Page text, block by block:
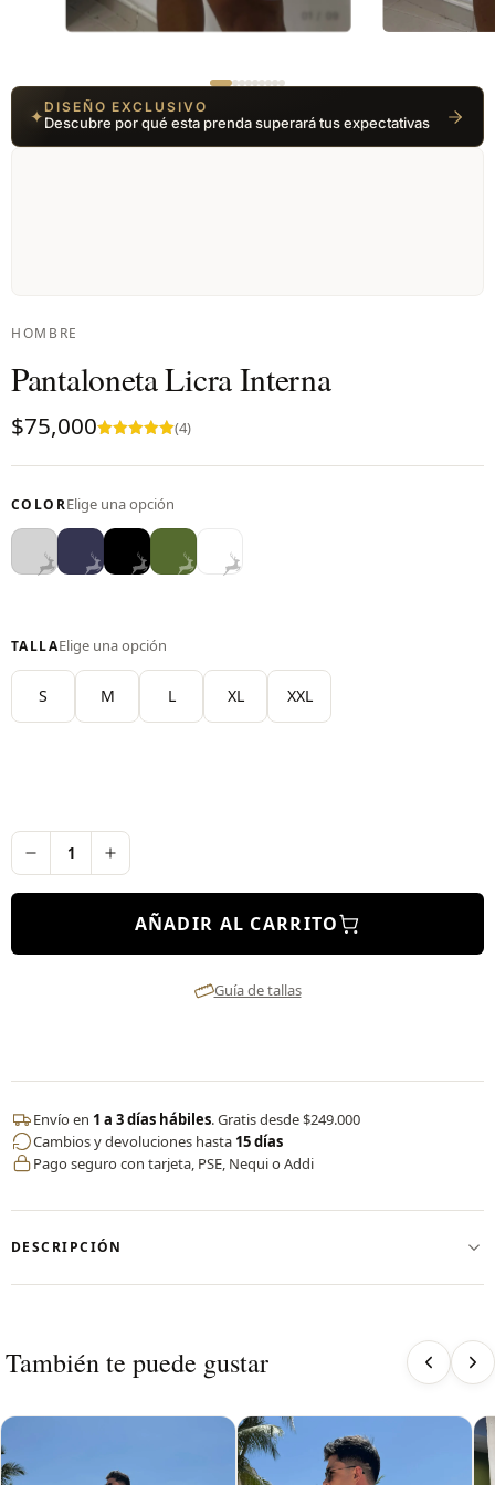
✦ DISEÑO EXCLUSIVO
Descubre por qué esta prenda superará tus expectativas
HOMBRE
Pantaloneta Licra Interna
$75,000
5.00de 5
(4)
COLOR
Gris
Claro
AZUL
OSCURO
Negro VERDE
MILITAR
Blanco
TALLA
S M L XL XXL
AÑADIR AL CARRITO
Guía de tallas
Envío en 1 a 3 días hábiles. Gratis desde $249.000
Cambios y devoluciones hasta 15 días
Pago seguro con tarjeta, PSE, Nequi o Addi
DESCRIPCIÓN
ofrecermáximo rendimiento, comodidad y soporte en cada
entrenamiento. Confeccionada en
nylon de alto desempeño y
exigentes sin preocuparte por roturas o incomodidades.
Su diseño incorpora
licra interna de soporte, que brinda
También te puede gustar